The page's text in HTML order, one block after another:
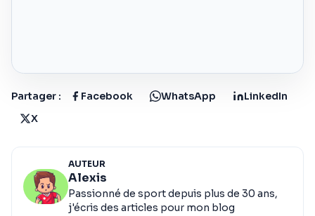
Partager : Facebook WhatsApp
LinkedIn
X
AUTEUR
Alexis
Passionné de sport depuis plus de 30 ans,
j'écris des articles pour mon blog